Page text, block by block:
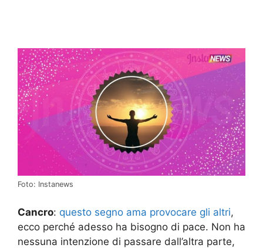
Foto: Instanews
Cancro: questo segno ama provocare gli altri,
ecco perché adesso ha bisogno di pace. Non ha
nessuna intenzione di passare dall’altra parte,